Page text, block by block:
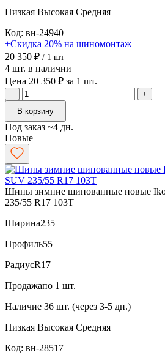
Низкая Высокая Средняя
Код: вн-24940
+Скидка 20% на шиномонтаж
20 350 ₽ / 1 шт
4 шт. в наличии
Цена 20 350 ₽ за 1 шт.
−
+
В корзину
Под заказ ~4 дн.
Новые
Шины зимние шипованные новые
235/55 R17 103T
Ширина235
Профиль55
РадиусR17
Продажапо 1 шт.
Наличие 36 шт. (через 3-5 дн.)
Низкая Высокая Средняя
Код: вн-28517